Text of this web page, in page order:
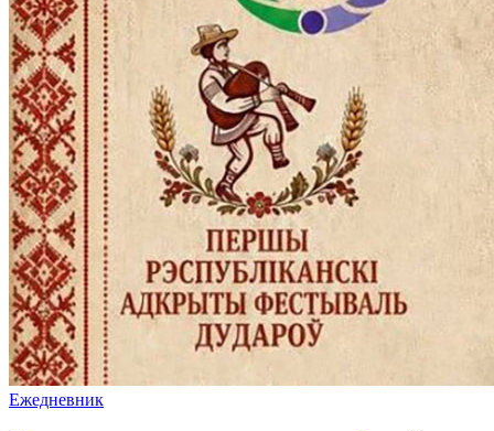
Ежедневник